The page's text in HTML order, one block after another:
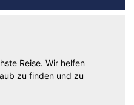
Reise. Wir helfen
zu finden und zu